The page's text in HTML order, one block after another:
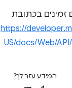
זמינים בכתובת
https://
US/docs/Web/
המידע עזר לך?